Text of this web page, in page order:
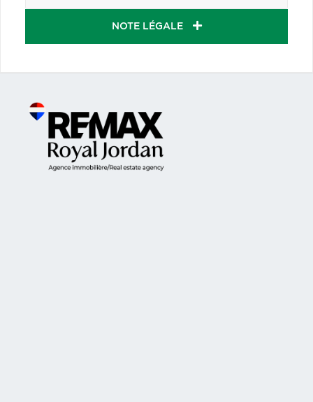
NOTE LÉGALE